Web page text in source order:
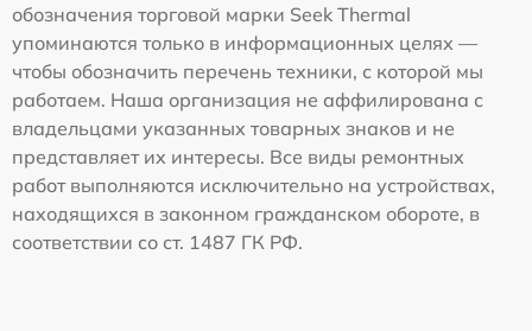
обозначения торговой марки Seek Thermal
упоминаются только в информационных целях —
чтобы обозначить перечень техники, с которой мы
работаем. Наша организация не аффилирована с
владельцами указанных товарных знаков и не
представляет их интересы. Все виды ремонтных
работ выполняются исключительно на устройствах,
находящихся в законном гражданском обороте, в
соответствии со ст. 1487 ГК РФ.